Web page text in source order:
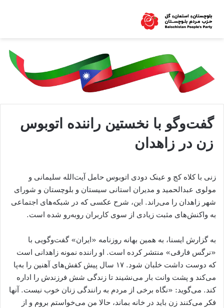
گفت‌وگو با نخستین راننده اتوبوس
زن در زاهدان
زنی با کلاه کج و عینک دودی اتوبوس حامل آیت‌الله سلیمانی و
مولوی عبدالحمید و مدیران استانی سیستان و بلوچستان و شورای
شهر زاهدان را می‌راند. این، شرح عکسی که در شبکه‌های اجتماعی
به واکنش‌های مثبت زیادی از سوی کاربران روبه‌رو شده است.
به گزارش ایسنا، به همین بهانه روزنامه «ایران» گفت‌وگویی با
«نرگس فارقی» منتشر کرده است. او راننده نمونه زاهدانی است
که دوست داشت خلبان شود. ۱۷ سال پیش کفش‌های آهنین را به‌پا
می‌کند و پشت وانت بار می‌نشیند تا زندگی شش فرزندش را اداره
کند. می‌گوید: «نگاه برخی از مردم به رانندگی زنان خوب نیست. آنها
فکر می‌کنند زن باید در خانه بماند، حالا من می‌خواستم بروم و از